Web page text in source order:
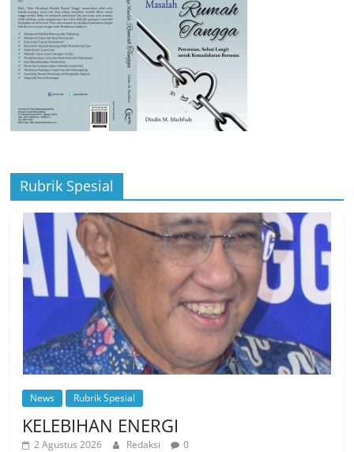
Rubrik Spesial
News Rubrik Spesial
KELEBIHAN ENERGI
2 Agustus 2026 Redaksi 0